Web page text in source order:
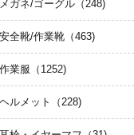
メガネ/ゴーグル（248)
安全靴/作業靴（463)
作業服 （1252)
ヘルメット （228)